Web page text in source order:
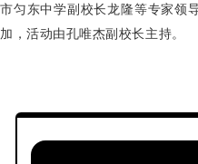
市匀东中学副校长龙隆等专家领
加，活动由孔唯杰副校长主持。